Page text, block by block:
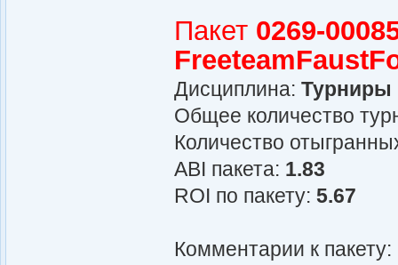
Пакет 0269-
Дисциплина: Турниры
Общее количество
Количество
АBI пакета: 1.83
ROI по пакету: 5.67
Комментарии к пакету: